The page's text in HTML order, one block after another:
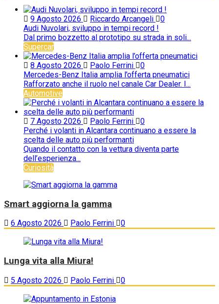
9 Agosto 2026 Riccardo Arcangeli
0
Audi Nuvolari, sviluppo in tempi record !
Dal primo bozzetto al prototipo su strada in soli...
Supercar
8 Agosto 2026
Paolo Ferrini
0
Mercedes-Benz Italia amplia l’offerta pneumatici
Rafforzato anche il ruolo nel canale Car Dealer. I...
Automotive
7 Agosto 2026 Paolo Ferrini
0
Perché i volanti in Alcantara continuano a essere la
scelta delle auto più performanti
Quando il contatto con la vettura diventa parte
dell’esperienza...
Curiosità
Smart aggiorna la gamma
6 Agosto 2026 Paolo Ferrini 0
Lunga vita alla Miura!
5 Agosto 2026 Paolo Ferrini 0